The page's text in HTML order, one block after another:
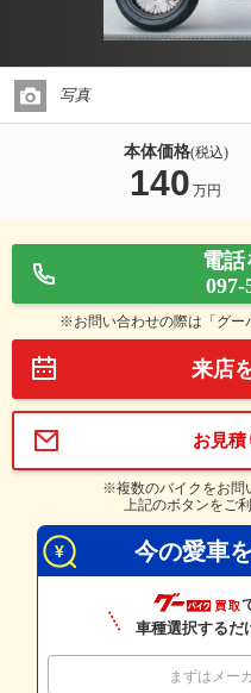
写真
本体価格(税込)
140 万円
電話
097-
※お問い合わせの際は「グー
来店
お見積
※複数のバイクをお問
上記のボタンをご
今の愛車
車種選択するだ
まずはメー